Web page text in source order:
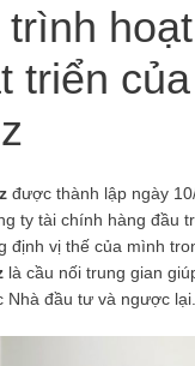
trình
triển của
được thành lập ngày
ty tài chính hàng đầu
định vị thế của mình
là cầu nối trung gian
đầu tư và ngược lại.